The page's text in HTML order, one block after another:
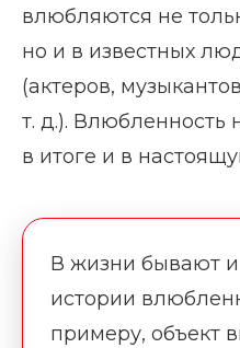
влюбляются не
но и в известных
(актеров,
т. д.). Влюбленность
в итоге и в
В жизни бывают
истории
примеру, объект